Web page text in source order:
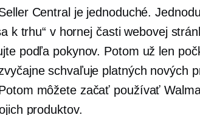
Central je jednoduché.
k trhu“ v hornej časti webovej
podľa pokynov. Potom už len
schvaľuje platných nových
môžete začať používať
produktov.